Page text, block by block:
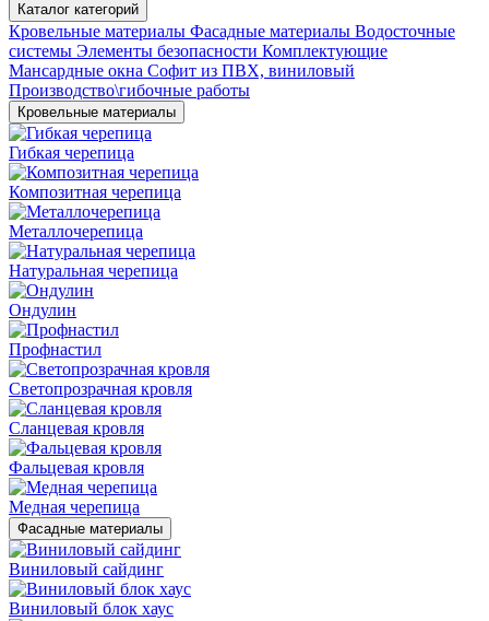
Каталог категорий
Кровельные материалы Фасадные материалы Водосточные
системы Элементы безопасности Комплектующие
Мансардные окна Софит из ПВХ, виниловый
Производство\гибочные работы
Кровельные материалы
Гибкая черепица
Композитная черепица
Металлочерепица
Натуральная черепица
Ондулин
Профнастил
Светопрозрачная кровля
Сланцевая кровля
Фальцевая кровля
Медная черепица
Фасадные материалы
Виниловый сайдинг
Виниловый блок хаус